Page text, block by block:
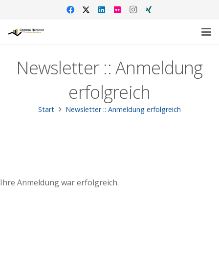
Newsletter :: Anmeldung
erfolgreich
Start Newsletter :: Anmeldung erfolgreich
Ihre Anmeldung war erfolgreich.